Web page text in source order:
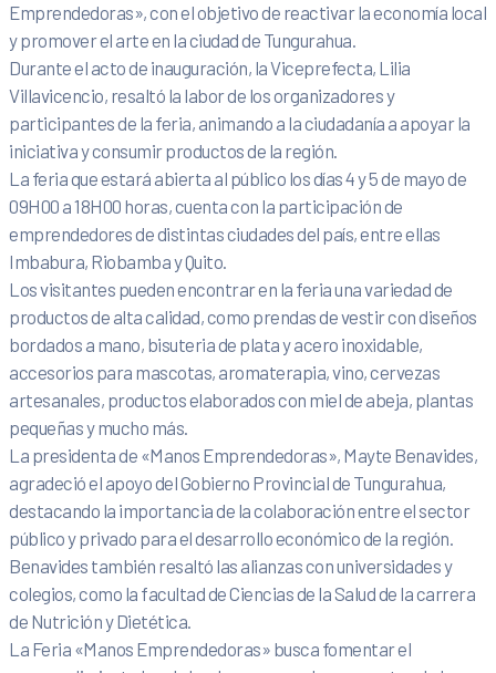
Emprendedoras», con el objetivo de reactivar la economía local
y promover el arte en la ciudad de Tungurahua.
Durante el acto de inauguración, la Viceprefecta, Lilia
Villavicencio, resaltó la labor de los organizadores y
participantes de la feria, animando a la ciudadanía a apoyar la
iniciativa y consumir productos de la región.
La feria que estará abierta al público los días 4 y 5 de mayo de
09H00 a 18H00 horas, cuenta con la participación de
emprendedores de distintas ciudades del país, entre ellas
Imbabura, Riobamba y Quito.
Los visitantes pueden encontrar en la feria una variedad de
productos de alta calidad, como prendas de vestir con diseños
bordados a mano, bisuteria de plata y acero inoxidable,
accesorios para mascotas, aromaterapia, vino, cervezas
artesanales, productos elaborados con miel de abeja, plantas
pequeñas y mucho más.
La presidenta de «Manos Emprendedoras», Mayte Benavides,
agradeció el apoyo del Gobierno Provincial de Tungurahua,
destacando la importancia de la colaboración entre el sector
público y privado para el desarrollo económico de la región.
Benavides también resaltó las alianzas con universidades y
colegios, como la facultad de Ciencias de la Salud de la carrera
de Nutrición y Dietética.
La Feria «Manos Emprendedoras» busca fomentar el